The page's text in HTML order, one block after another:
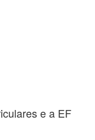
e a EF